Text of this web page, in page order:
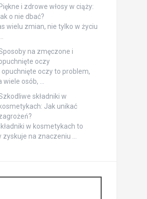
Piękne i zdrowe włosy w ciąży:
o nie dbać?
wielu zmian, nie tylko w życiu
na zmęczone i
oczy
oczy to problem,
osób, …
składniki w
kosmetykach: Jak unikać
w kosmetykach to
na znaczeniu …